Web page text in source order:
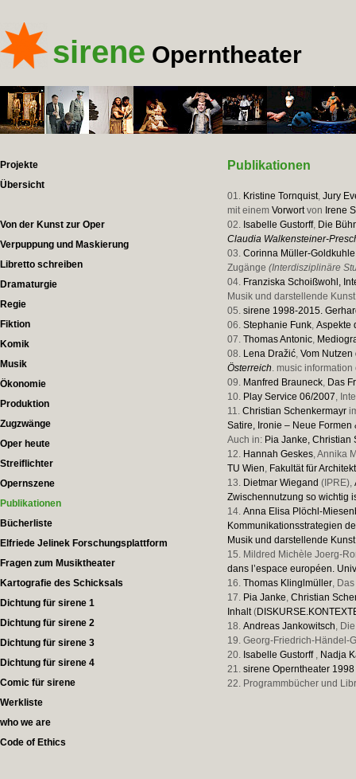
sirene Operntheater
Projekte
Übersicht
Von der Kunst zur Oper
Verpuppung und Maskierung
Libretto schreiben
Dramaturgie
Regie
Fiktion
Komik
Musik
Ökonomie
Produktion
Zugzwänge
Oper heute
Streiflichter
Opernszene
Publikationen
Bücherliste
Elfriede Jelinek Forschungsplattform
Fragen zum Musiktheater
Kartografie des Schicksals
Dichtung für sirene 1
Dichtung für sirene 2
Dichtung für sirene 3
Dichtung für sirene 4
Comic für sirene
Werkliste
who we are
Code of Ethics
Publikationen
01. Kristine Tornquist,Jury
mit einemVorwortvon Irene
02. Isabelle Gustorff, Die
Claudia Walkensteiner-
03.Corinna Müller-Goldkuhle
Zugänge(Interdisziplinäre
04. Franziska Schoißwohl,
Musik und darstellende
05.sirene 1998-2015.
06.Stephanie Funk,Aspekte
07.Thomas Antonic,
08. Lena Dražić,Vom
Österreich. music
09. Manfred Brauneck, Das
10. Play Service 06/2007,
11.Christian Schenkermayr
Satire, Ironie – Neue
Auch in: Pia Janke, Christian
12. Hannah Geskes, Annika
TU Wien, Fakultät für
13. Dietmar Wiegand (IPRE),
Zwischennutzung so wichtig
14.Anna Elisa Plöchl-
Kommunikationsstrategien
Musik und darstellende
15. Mildred Michèle Joerg-
dans l’espace européen.
16.Thomas Klinglmüller,
17. Pia Janke,Christian
Inhalt(
18.Andreas Jankowitsch,
19. Georg-Friedrich-Händel-
20. Isabelle Gustorff, Nadja
21.sirene Operntheater
22. Programmbücher und